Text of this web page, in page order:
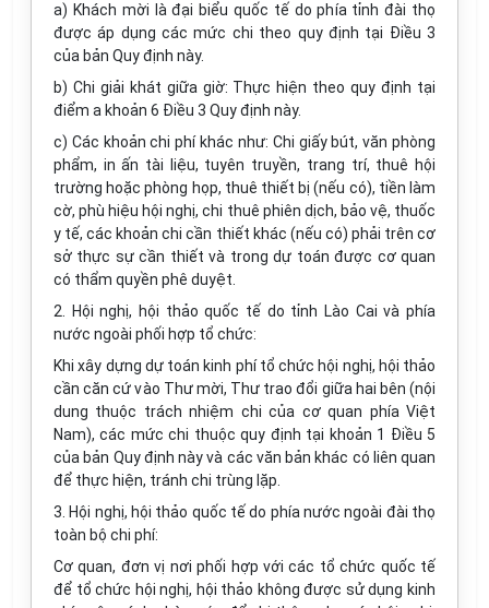
a) Khách mời là đại biểu quốc tế do phía tỉnh đài thọ
được áp dụng các mức chi theo quy định tại Điều 3
của bản Quy định này.
b) Chi giải khát giữa giờ: Thực hiện theo quy định tại
điểm a khoản 6 Điều 3 Quy định này.
c) Các khoản chi phí khác như: Chi giấy bút, văn phòng
phẩm, in ấn tài liệu, tuyên truyền, trang trí, thuê hội
trường hoặc phòng họp, thuê thiết bị (nếu có), tiền làm
cờ, phù hiệu hội nghị, chi thuê phiên dịch, bảo vệ, thuốc
y tế, các khoản chi cần thiết khác (nếu có) phải trên cơ
sở thực sự cần thiết và trong dự toán được cơ quan
có thẩm quyền phê duyệt.
2. Hội nghị, hội thảo quốc tế do tỉnh Lào Cai và phía
nước ngoài phối hợp tổ chức:
Khi xây dựng dự toán kinh phí tổ chức hội nghị, hội thảo
cần căn cứ vào Thư mời, Thư trao đổi giữa hai bên (nội
dung thuộc trách nhiệm chi của cơ quan phía Việt
Nam), các mức chi thuộc quy định tại khoản 1 Điều 5
của bản Quy định này và các văn bản khác có liên quan
để thực hiện, tránh chi trùng lặp.
3. Hội nghị, hội thảo quốc tế do phía nước ngoài đài thọ
toàn bộ chi phí:
Cơ quan, đơn vị nơi phối hợp với các tổ chức quốc tế
để tổ chức hội nghị, hội thảo không được sử dụng kinh